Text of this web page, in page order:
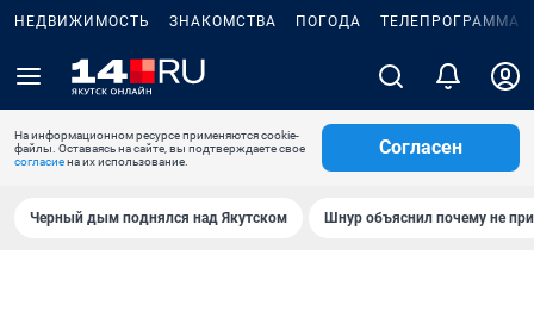
НЕДВИЖИМОСТЬ ЗНАКОМСТВА ПОГОДА ТЕЛЕПРОГРАММА
На информационном ресурсе применяются cookie-
файлы. Оставаясь на сайте, вы подтверждаете свое
согласиена их использование.
Согласен
Черный дым поднялся над Якутском Шнур объяснил почему не